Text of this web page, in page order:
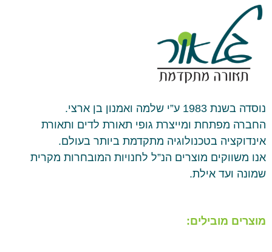
נוסדה בשנת 1983 ע”י שלמה ואמנון בן ארצי.
החברה מפתחת ומייצרת גופי תאורת לדים ותאורת
אינדוקציה בטכנולוגיה מתקדמת ביותר בעולם.
אנו משווקים מוצרים הנ”ל לחנויות המובחרות מקרית
שמונה ועד אילת.
מוצרים מובילים: